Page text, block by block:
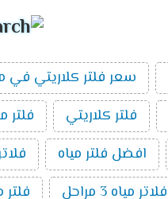
سعر فلتر كلاريتي في
فلتر كلاريتي فلتر
افضل فلتر مياه فلاتر
فلاتر مياه 3 مراحل فلتر مياه 7